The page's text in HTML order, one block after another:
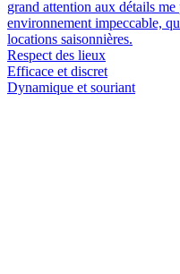
grand attention aux détails
environnement impeccable,
locations saisonnières.
Respect des lieux
Efficace et discret
Dynamique et souriant